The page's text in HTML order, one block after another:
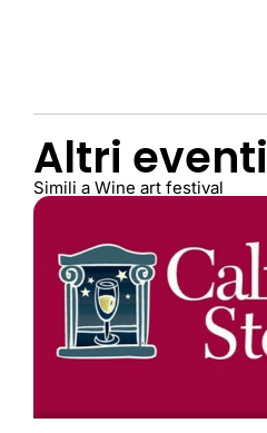
Altri eventi
Simili a Wine art festival